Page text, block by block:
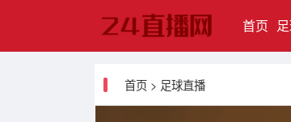
首页
首页 > 足球直播